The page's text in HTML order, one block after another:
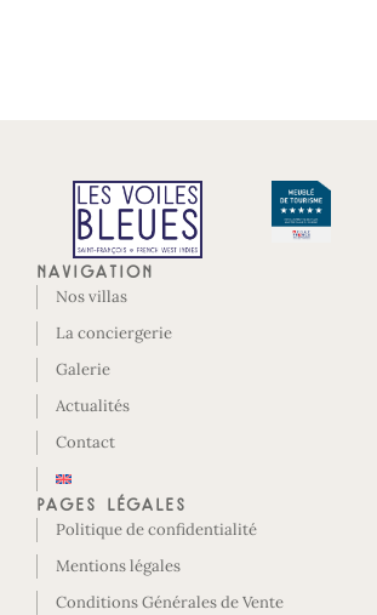
Navigation
Nos villas
La conciergerie
Galerie
Actualités
Contact
Pages légales
Politique de confidentialité
Mentions légales
Conditions Générales de Vente